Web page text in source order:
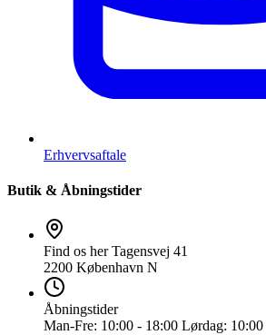
Erhvervsaftale
Butik & Åbningstider
Find os her Tagensvej 41
2200 København N
Åbningstider
Man-Fre: 10:00 - 18:00 Lørdag: